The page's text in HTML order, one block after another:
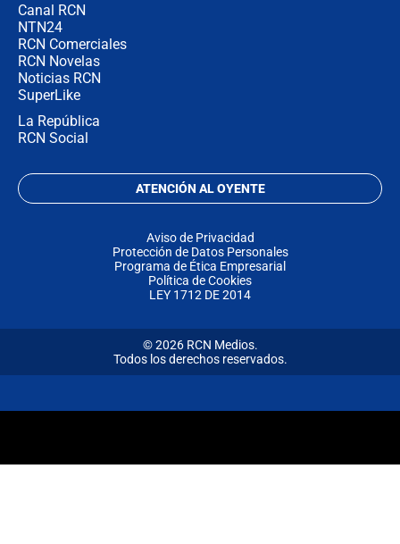
Canal RCN
NTN24
RCN Comerciales
RCN Novelas
Noticias RCN
SuperLike
La República
RCN Social
ATENCIÓN AL OYENTE
Aviso de Privacidad
Protección de Datos Personales
Programa de Ética Empresarial
Política de Cookies
LEY 1712 DE 2014
© 2026 RCN Medios.
Todos los derechos reservados.